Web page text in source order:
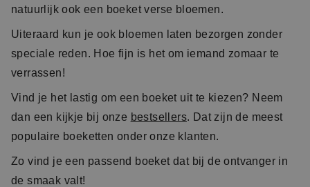
natuurlijk ook een boeket verse bloemen.
Uiteraard kun je ook bloemen laten bezorgen zonder
speciale reden. Hoe fijn is het om iemand zomaar te
verrassen!
Vind je het lastig om een boeket uit te kiezen? Neem
dan een kijkje bij onze bestsellers. Dat zijn de meest
populaire boeketten onder onze klanten.
Zo vind je een passend boeket dat bij de ontvanger in
de smaak valt!